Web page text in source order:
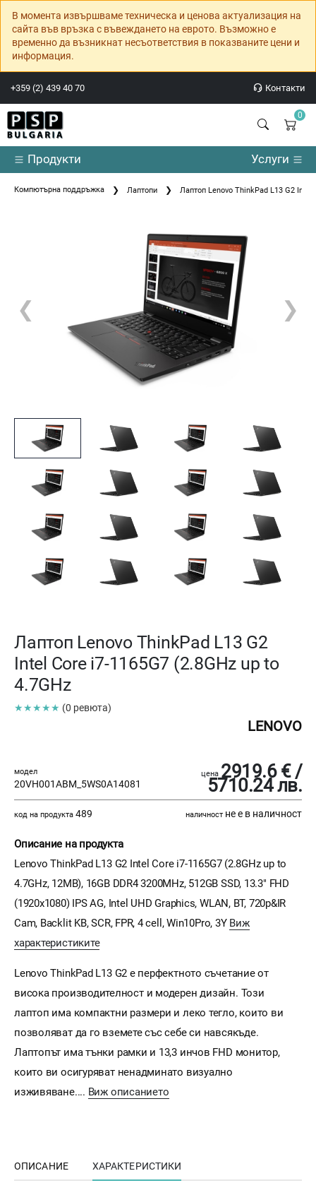
В момента извършваме техническа и ценова актуализация на
сайта във връзка с въвеждането на еврото. Възможно е
временно да възникнат несъответствия в показваните цени и
информация.
+359 (2) 439 40 70 Контакти
0
Продукти Услуги
Компютърна поддръжка Лаптопи Лаптоп Lenovo ThinkPad L13 G2 Intel
❮ ❯
Лаптоп Lenovo ThinkPad L13 G2
Intel Core i7-1165G7 (2.8GHz up to
4.7GHz
★★★★★ (0 ревюта)
LENOVO
модел
20VH001ABM_5WS0A14081
цена 2919.6 € /
5710.24 лв.
код на продукта 489 наличност не е в наличност
Описание на продукта
Lenovo ThinkPad L13 G2 Intel Core i7-1165G7 (2.8GHz up to
4.7GHz, 12MB), 16GB DDR4 3200MHz, 512GB SSD, 13.3" FHD
(1920x1080) IPS AG, Intel UHD Graphics, WLAN, BT, 720p&IR
Cam, Backlit KB, SCR, FPR, 4 cell, Win10Pro, 3Y Виж
характеристиките
Lenovo ThinkPad L13 G2 е перфектното съчетание от
висока производителност и модерен дизайн. Този
лаптоп има компактни размери и леко тегло, които ви
позволяват да го вземете със себе си навсякъде.
Лаптопът има тънки рамки и 13,3 инчов FHD монитор,
които ви осигуряват ненадминато визуално
изживяване.... Виж описанието
ОПИСАНИЕ ХАРАКТЕРИСТИКИ